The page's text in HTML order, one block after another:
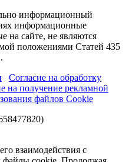
информационный
информационные
на сайте, не являются
положениями Статей 435
Согласие на обработку
на получение рекламной
файлов Cookie
взаимодействия с